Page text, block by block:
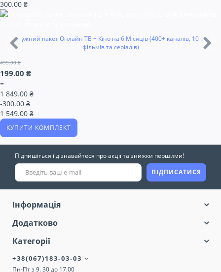
300.00 ₴
Потужний пакет Онлайн ТВ + Кіно на 6 Місяців (400+ каналів, 10 000
фільмів та серіалів)
499.00 ₴
199.00 ₴
=
1 849.00 ₴
-300.00 ₴
1 549.00 ₴
КУПИТИ КОМПЛЕКТ
Підпишіться і дізнавайтеся про акції та знижки першими!
ПІДПИСАТИСЯ
Інформація
Додатково
Категорії
+38(067)183-03-03
Пн-Пт з 9. 30 до 17.00